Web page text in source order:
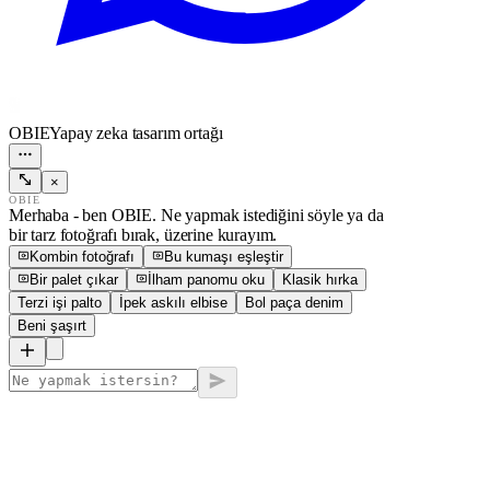
OBIEYapay zeka tasarım ortağı
×
OBIE
Merhaba - ben OBIE. Ne yapmak istediğini söyle ya da
bir tarz fotoğrafı bırak, üzerine kurayım.
Kombin fotoğrafı
Bu kumaşı eşleştir
Bir palet çıkar
İlham panomu oku
Klasik hırka
Terzi işi palto
İpek askılı elbise
Bol paça denim
Beni şaşırt